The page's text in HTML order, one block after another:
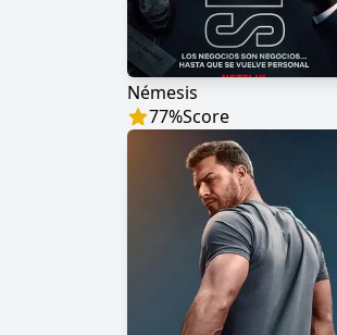
Némesis
77%Score